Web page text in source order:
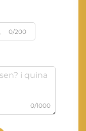
0/200
0/1000